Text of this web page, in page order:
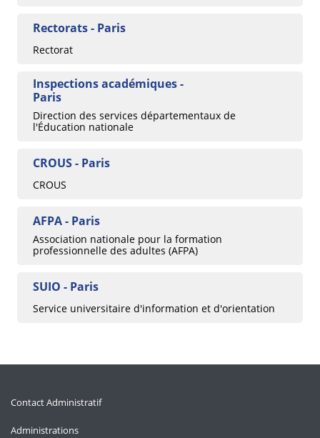
Rectorats - Paris
Rectorat
Inspections académiques -
Paris
Direction des services départementaux de
l'Éducation nationale
CROUS - Paris
CROUS
AFPA - Paris
Association nationale pour la formation
professionnelle des adultes (AFPA)
SUIO - Paris
Service universitaire d'information et d'orientation
Contact Administratif
Administrations